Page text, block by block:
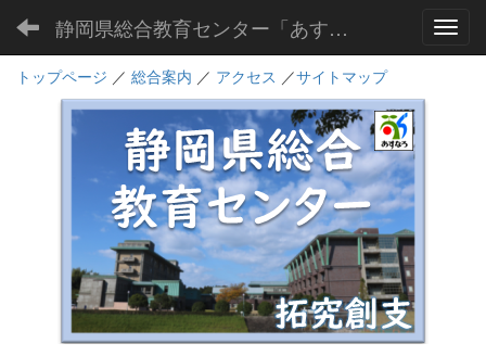
静岡県総合教育センター「あすなろ」
トップページ ／ 総合案内 ／ アクセス ／サイトマップ